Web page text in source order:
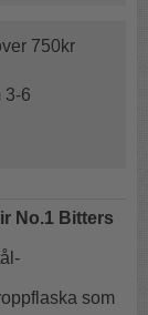
750kr
3-6
No.1 Bitters
som